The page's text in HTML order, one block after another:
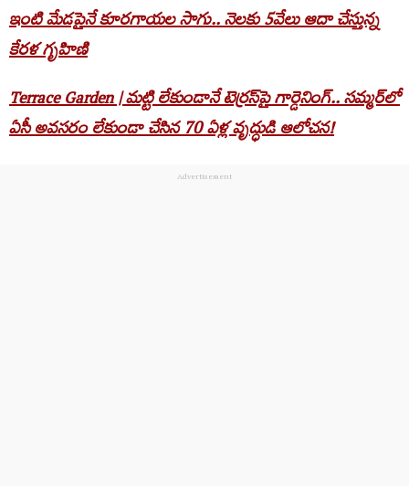
ఇంటి మేడపైనే కూరగాయల సాగు.. నెలకు 5వేలు ఆదా చేస్తున్న
కేరళ గృహిణి
Terrace Garden | మట్టి లేకుండానే టెర్రస్‌పై గార్డెనింగ్.. సమ్మర్‌లో
ఏసీ అవసరం లేకుండా చేసిన 70 ఏళ్ల వృద్ధుడి ఆలోచన!